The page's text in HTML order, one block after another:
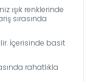
ışık renklerinde
sırasında
İçerisinde basit
rahatlıkla